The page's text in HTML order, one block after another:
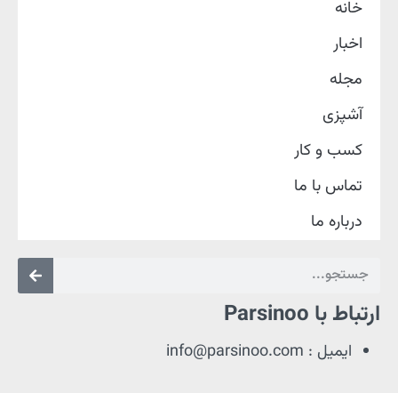
خانه
اخبار
مجله
آشپزی
کسب و کار
تماس با ما
درباره ما
ارتباط با Parsinoo
ایمیل : info@parsinoo.com